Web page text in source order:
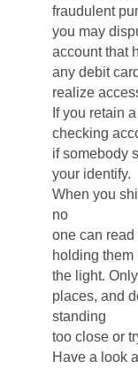
fraudulent
you may
account that
any debit
realize
If you retain
checking
if somebody
your identify.
When you
no
one can
holding them
the light.
places, and
standing
too close or
Have a look